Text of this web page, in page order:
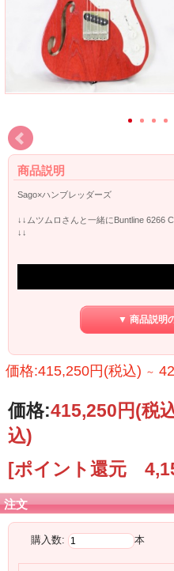
商品説明
Sago×ハンブレッダーズ
↓↓ムツムロさんと一緒にBuntline 6266
↓↓
【アーティスト本人同仕様】
ハンブレッダーズ ボーカル＆ギター
6266 Custom が登場！
甘酸っぱくも芯の通った歌詞と胸に響
で、
人気急上昇中のロックバンド 『ハン
タムモデル
6266カスタムがSagoから登場いたしま
▼ 商品説明
価格:415,250円(税込) ～
価格:415,250円(税
込)
[ポイント還元
注文
購入数: 本